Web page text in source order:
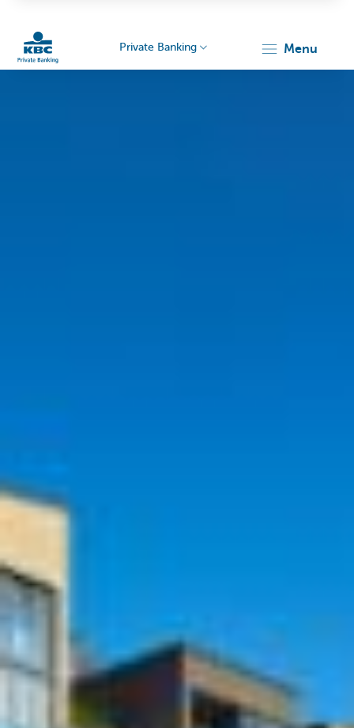
Private Banking menu